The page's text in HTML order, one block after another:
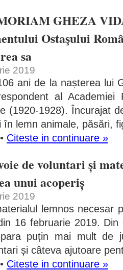
GHEZA
Ostaşului
sa
2019
ani de la nașterea lui
al
(1920-1928). Încurajat
lemn animale, păsări,
• Citeste in continuare »
de voluntari și
unui acoperiș
2019
lemnos necesar
16 februarie 2019.
puțin mai mult de
și câteva ajutoare
• Citeste in continuare »